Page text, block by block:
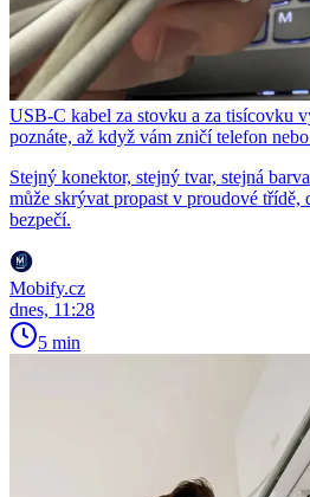
USB-C kabel za stovku a za tisícovku
poznáte, až když vám zničí telefon
Stejný konektor, stejný tvar, stejná
může skrývat propast v proudové třídě,
bezpečí.
Mobify.cz
dnes, 11:28
5 min